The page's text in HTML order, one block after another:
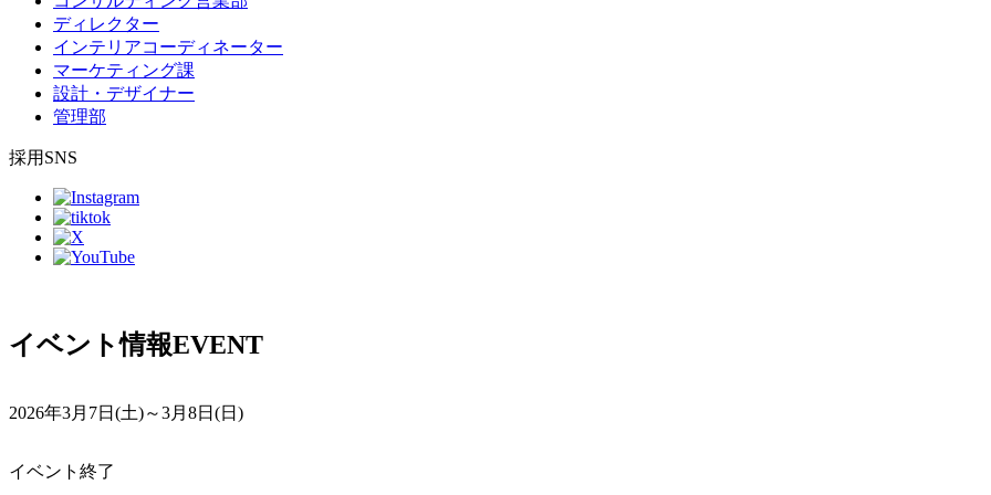
ディレクター
インテリアコーディネーター
マーケティング課
設計・デザイナー
管理部
採用SNS
イベント情報EVENT
2026年3月7日(土)～3月8日(日)
イベント終了